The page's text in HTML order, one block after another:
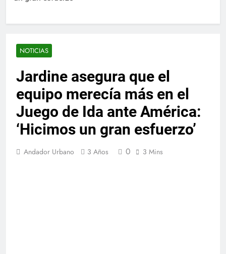
NOTICIAS
Jardine asegura que el
equipo merecía más en el
Juego de Ida ante América:
‘Hicimos un gran esfuerzo’
Andador Urbano 3 Años 0 3 Mins